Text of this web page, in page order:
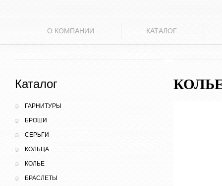
О КОМПАНИИ КАТАЛОГ
Каталог
ГАРНИТУРЫ
БРОШИ
СЕРЬГИ
КОЛЬЦА
КОЛЬЕ
БРАСЛЕТЫ